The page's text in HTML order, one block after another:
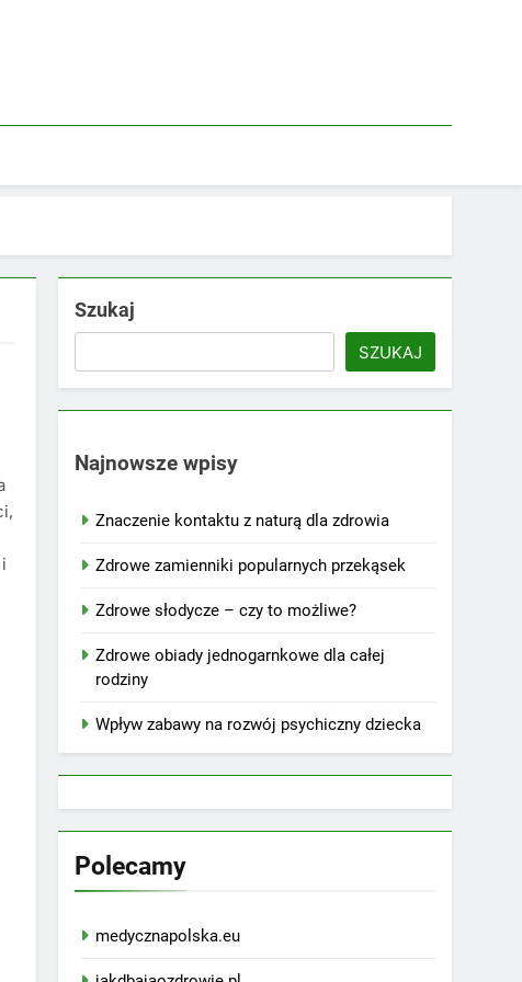
Szukaj
SZUKAJ
Najnowsze wpisy
Znaczenie kontaktu z naturą dla zdrowia
Zdrowe zamienniki popularnych przekąsek
Zdrowe słodycze – czy to możliwe?
Zdrowe obiady jednogarnkowe dla całej
rodziny
Wpływ zabawy na rozwój psychiczny dziecka
Polecamy
medycznapolska.eu